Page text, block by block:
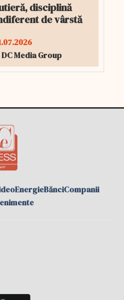
disciplină
de vârstă
Media Group
EnergieBănciCompanii